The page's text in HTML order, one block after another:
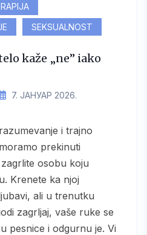
SEKSUALNOST
kaže „ne” iako
7. ЈАНУАР 2026.
prekinuti
osobu koju
Krenete ka njoj
ali u trenutku
zagrljaj, vaše ruke se
pesnice i odgurnu je. Vi